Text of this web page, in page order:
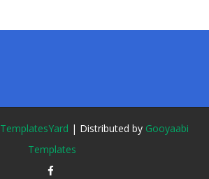
TemplatesYard | Distributed by Gooyaabi
Templates